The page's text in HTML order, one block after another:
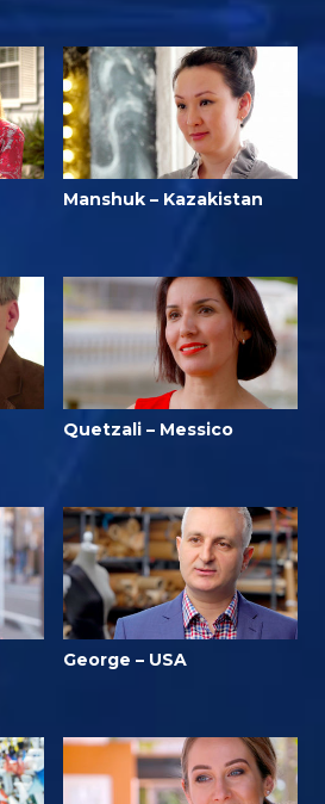
Manshuk – Kazakistan
Quetzali – Messico
George – USA